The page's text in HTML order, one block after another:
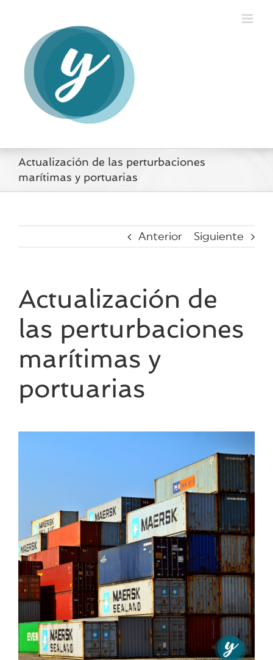
contenido
Actualización de las perturbaciones
marítimas y portuarias
Anterior Siguiente
Actualización de
las perturbaciones
marítimas y
portuarias